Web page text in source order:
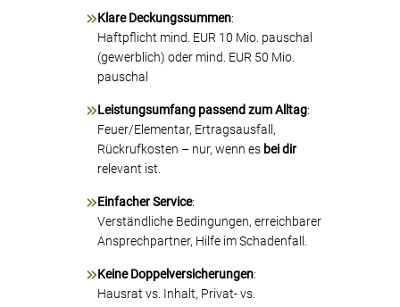
Klare Deckungssummen:
Haftpflicht mind. EUR 10 Mio. pauschal
(gewerblich) oder mind. EUR 50 Mio.
pauschal
Leistungsumfang passend zum Alltag:
Feuer/Elementar, Ertragsausfall,
Rückrufkosten – nur, wenn es bei dir
relevant ist.
Einfacher Service:
Verständliche Bedingungen, erreichbarer
Ansprechpartner, Hilfe im Schadenfall.
Keine Doppelversicherungen:
Hausrat vs. Inhalt, Privat- vs.